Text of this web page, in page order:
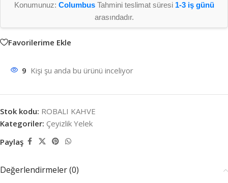
Konumunuz: ColumbusTahmini teslimat süresi 1-3 iş günü
arasındadır.
Favorilerime Ekle
9 Kişi şu anda bu ürünü inceliyor
Stok kodu: ROBALI KAHVE
Kategoriler: Çeyizlik Yelek
Paylaş
Değerlendirmeler (0)